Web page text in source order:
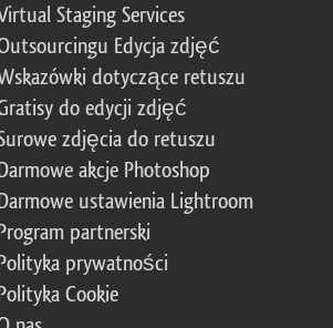
Staging Services
Edycja zdjęć
dotyczące retuszu
do edycji zdjęć
zdjęcia do retuszu
Darmowe akcje Photoshop
Darmowe ustawienia Lightroom
Program partnerski
Polityka prywatności
Polityka Cookie